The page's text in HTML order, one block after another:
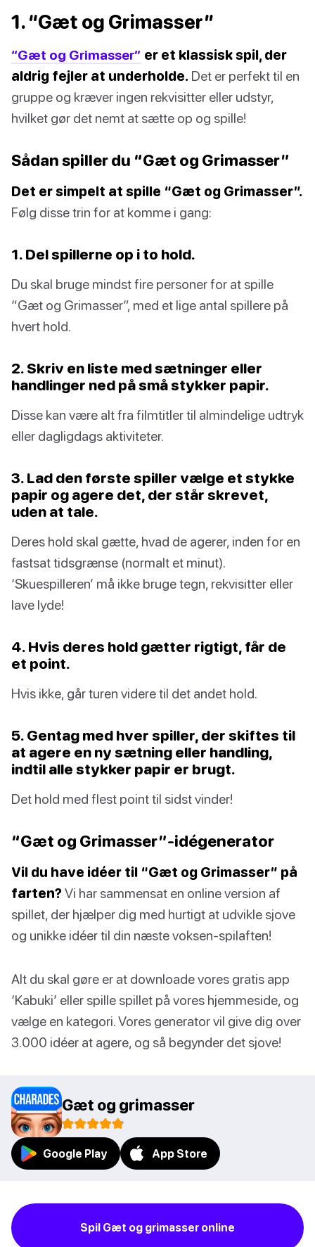
1. “Gæt og Grimasser”
“Gæt og Grimasser” er et klassisk spil, der
aldrig fejler at underholde. Det er perfekt til en
gruppe og kræver ingen rekvisitter eller udstyr,
hvilket gør det nemt at sætte op og spille!
Sådan spiller du “Gæt og Grimasser”
Det er simpelt at spille “Gæt og Grimasser”.
Følg disse trin for at komme i gang:
1. Del spillerne op i to hold.
Du skal bruge mindst fire personer for at spille
“Gæt og Grimasser”, med et lige antal spillere på
hvert hold.
2. Skriv en liste med sætninger eller
handlinger ned på små stykker papir.
Disse kan være alt fra filmtitler til almindelige udtryk
eller dagligdags aktiviteter.
3. Lad den første spiller vælge et stykke
papir og agere det, der står skrevet,
uden at tale.
Deres hold skal gætte, hvad de agerer, inden for en
fastsat tidsgrænse (normalt et minut).
‘Skuespilleren’ må ikke bruge tegn, rekvisitter eller
lave lyde!
4. Hvis deres hold gætter rigtigt, får de
et point.
Hvis ikke, går turen videre til det andet hold.
5. Gentag med hver spiller, der skiftes til
at agere en ny sætning eller handling,
indtil alle stykker papir er brugt.
Det hold med flest point til sidst vinder!
“Gæt og Grimasser”-idégenerator
Vil du have idéer til “Gæt og Grimasser” på
farten?Vi har sammensat en online version af
spillet, der hjælper dig med hurtigt at udvikle sjove
og unikke idéer til din næste voksen-spilaften!
Alt du skal gøre er at downloade vores gratis app
‘Kabuki’ eller spille spillet på vores hjemmeside, og
vælge en kategori. Vores generator vil give dig over
3.000 idéer at agere, og så begynder det sjove!
Gæt og grimasser
Google Play App Store
Spil Gæt og grimasser online